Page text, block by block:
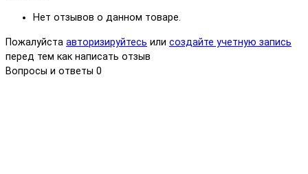
Нет отзывов о данном товаре.
Пожалуйста авторизируйтесь или создайте учетную запись
перед тем как написать отзыв
Вопросы и ответы 0